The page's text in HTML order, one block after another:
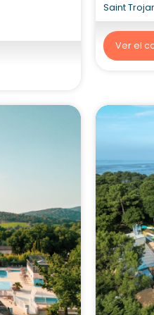
Saint
Ver el